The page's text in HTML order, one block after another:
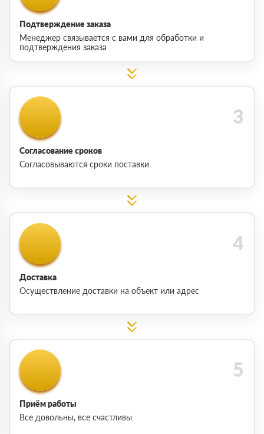
Подтверждение заказа
Менеджер связывается с вами для обработки и
подтверждения заказа
Согласование сроков
Согласовываются сроки поставки
Доставка
Осуществление доставки на объект или адрес
Приём работы
Все довольны, все счастливы